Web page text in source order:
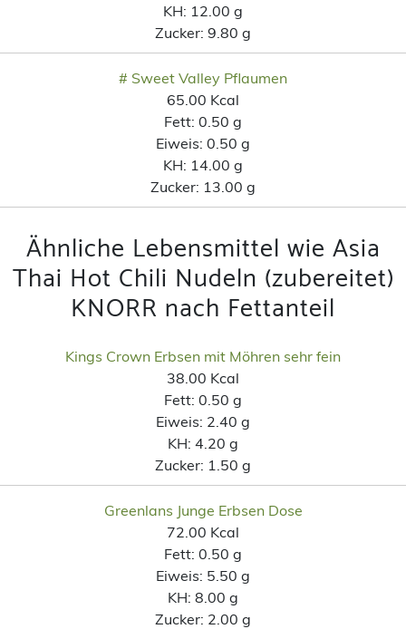
KH: 12.00 g
Zucker: 9.80 g
# Sweet Valley Pflaumen
65.00 Kcal
Fett: 0.50 g
Eiweis: 0.50 g
KH: 14.00 g
Zucker: 13.00 g
Ähnliche Lebensmittel wie Asia
Thai Hot Chili Nudeln (zubereitet)
KNORR nach Fettanteil
Kings Crown Erbsen mit Möhren sehr fein
38.00 Kcal
Fett: 0.50 g
Eiweis: 2.40 g
KH: 4.20 g
Zucker: 1.50 g
Greenlans Junge Erbsen Dose
72.00 Kcal
Fett: 0.50 g
Eiweis: 5.50 g
KH: 8.00 g
Zucker: 2.00 g